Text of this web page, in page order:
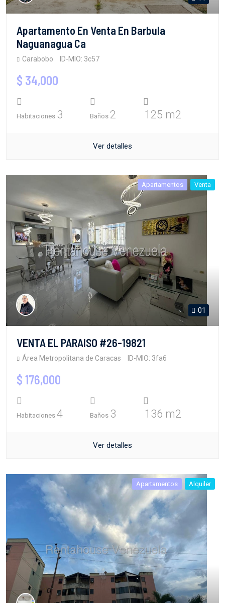
Apartamento En Venta En Barbula
Naguanagua Ca
Carabobo ID-MIO: 3c57
$ 34,000
Habitaciones 3 Baños 2 125 m2
Ver detalles
Apartamentos Venta
01
VENTA EL PARAISO #26-19821
Área Metropolitana de Caracas ID-MIO: 3fa6
$ 176,000
Habitaciones 4 Baños 3 136 m2
Ver detalles
Apartamentos Alquiler